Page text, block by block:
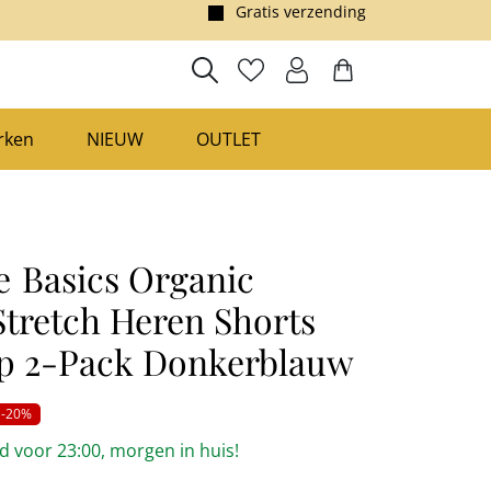
Gratis verzending
NIEUW OUTLET
Basics Organic
Heren Shorts
2-Pack Donkerblauw
-20%
voor 23:00, morgen in huis!